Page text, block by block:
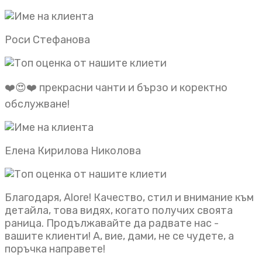
Роси Стефанова
❤️😍❤️ прекрасни чанти и бързо и коректно
обслужване!
Елена Кирилова Николова
Благодаря, Alore! Качество, стил и внимание към
детайла, това видях, когато получих своята
раница. Продължавайте да радвате нас -
вашите клиенти! А, вие, дами, не се чудете, а
поръчка направете!